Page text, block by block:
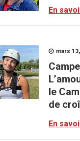
En
mars
le
de
En